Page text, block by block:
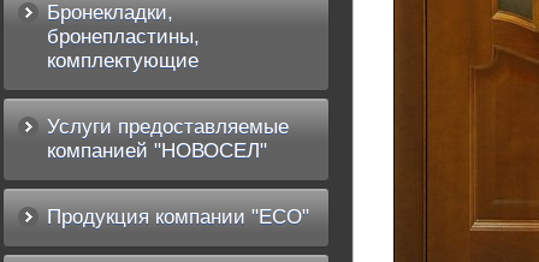
Бронекладки,
бронепластины,
комплектующие
Услуги предоставляемые
компанией "НОВОСЕЛ"
Продукция компании "ECO"